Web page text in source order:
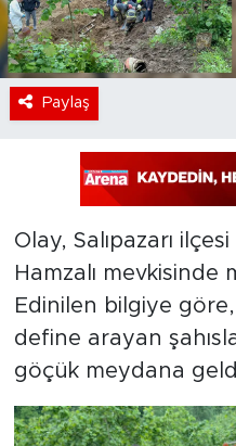
Paylaş
Olay, Salıpazarı
Hamzalı mevkisinde
Edinilen bilgiye göre,
define arayan
göçük meydana